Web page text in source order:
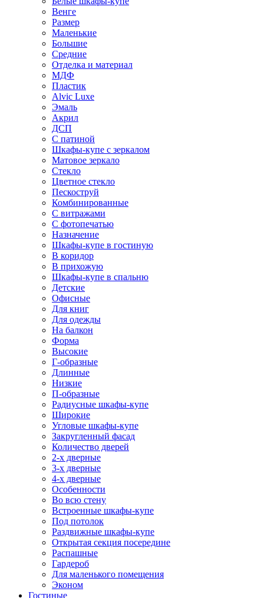
Венге
Размер
Маленькие
Большие
Средние
Отделка и материал
МДФ
Пластик
Alvic Luxe
Эмаль
Акрил
ДСП
С патиной
Шкафы-купе с зеркалом
Матовое зеркало
Стекло
Цветное стекло
Пескоструй
Комбинированные
С витражами
С фотопечатью
Назначение
Шкафы-купе в гостиную
В коридор
В прихожую
Шкафы-купе в спальню
Детские
Офисные
Для книг
Для одежды
На балкон
Форма
Высокие
Г-образные
Длинные
Низкие
П-образные
Радиусные шкафы-купе
Широкие
Угловые шкафы-купе
Закругленный фасад
Количество дверей
2-х дверные
3-х дверные
4-х дверные
Особенности
Во всю стену
Встроенные шкафы-купе
Под потолок
Раздвижные шкафы-купе
Открытая секция посередине
Распашные
Гардероб
Для маленького помещения
Эконом
Гостиные